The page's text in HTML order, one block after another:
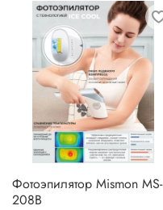
Фотоэпилятор Mismon MS-
208B